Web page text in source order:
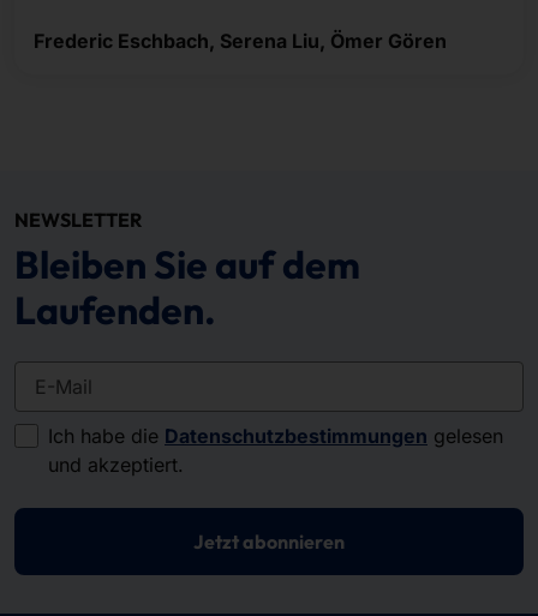
Frederic Eschbach, Serena Liu, Ömer Gören
NEWSLETTER
Bleiben Sie auf dem
Laufenden.
E-Mail
Ich habe die Datenschutzbestimmungen gelesen
und akzeptiert.
Jetzt abonnieren